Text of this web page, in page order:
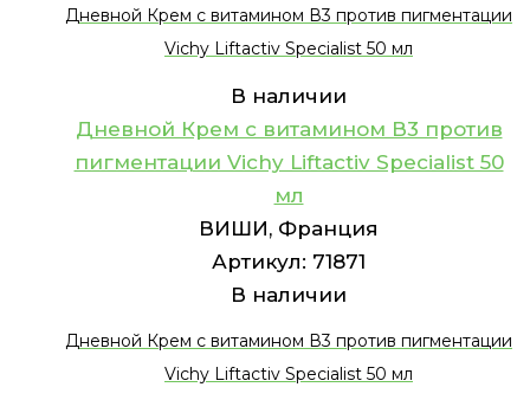
Дневной Крем с витамином В3 против пигментации
Vichy Liftactiv Specialist 50 мл
В наличии
Дневной Крем с витамином В3 против
пигментации Vichy Liftactiv Specialist 50
мл
ВИШИ, Франция
Артикул: 71871
В наличии
Дневной Крем с витамином В3 против пигментации
Vichy Liftactiv Specialist 50 мл